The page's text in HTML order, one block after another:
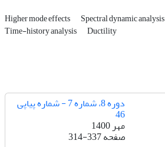
Higher mode effects Spectral dynamic analysis
Time-history analysis Ductility
دوره 8، شماره 7 - شماره پیاپی
46
مهر 1400
صفحه314-337